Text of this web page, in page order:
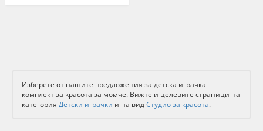
Изберете от нашите предложения за детска играчка -
комплект за красота за момче. Вижте и целевите страници на
категория Детски играчки и на видСтудио за красота.